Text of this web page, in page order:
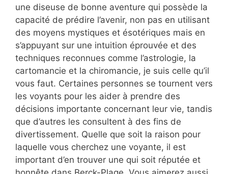
une diseuse de bonne aventure qui possède la
capacité de prédire l’avenir, non pas en utilisant
des moyens mystiques et ésotériques mais en
s’appuyant sur une intuition éprouvée et des
techniques reconnues comme l’astrologie, la
cartomancie et la chiromancie, je suis celle qu’il
vous faut. Certaines personnes se tournent vers
les voyants pour les aider à prendre des
décisions importante concernant leur vie, tandis
que d’autres les consultent à des fins de
divertissement. Quelle que soit la raison pour
laquelle vous cherchez une voyante, il est
important d’en trouver une qui soit réputée et